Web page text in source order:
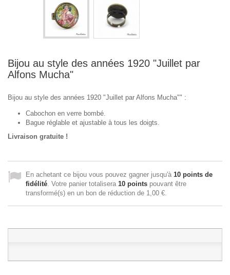
Bijou au style des années 1920 "Juillet par
Alfons Mucha"
Bijou au style des années 1920 "Juillet par Alfons Mucha"" :
Cabochon en verre bombé.
Bague réglable et ajustable à tous les doigts.
Livraison gratuite !
En achetant ce bijou vous pouvez gagner jusqu'à 10 points de
fidélité. Votre panier totalisera 10 points pouvant être
transformé(s) en un bon de réduction de 1,00 €.